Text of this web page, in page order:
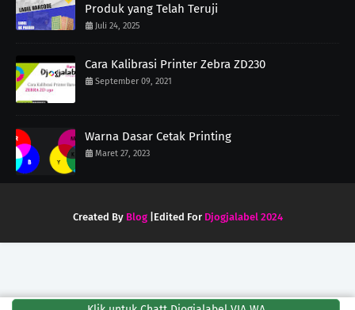
Produk yang Telah Teruji
Juli 24, 2025
Cara Kalibrasi Printer Zebra ZD230
September 09, 2021
Warna Dasar Cetak Printing
Maret 27, 2023
Created By Blog|Edited For Djogjalabel 2024